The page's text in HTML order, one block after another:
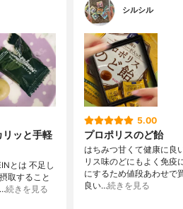
リッと手軽
とは 不足し
取すること
続きを見る
シルシル
5.00
プロポリスのど飴
はちみつ甘くて健康に良
リス味のどにもよく免疫
にするため値段あわせで
良い…続きを見る